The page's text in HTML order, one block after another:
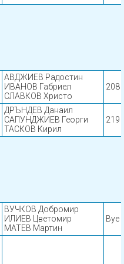
АВДЖИЕВ Радостин
ИВАНОВ Габриел
СЛАВКОВ Христо
208
ДРЪНДЕВ Данаил
САПУНДЖИЕВ Георги
ТАСКОВ Кирил
219
ВУЧКОВ Добромир
ИЛИЕВ Цветомир
МАТЕВ Мартин
Bye